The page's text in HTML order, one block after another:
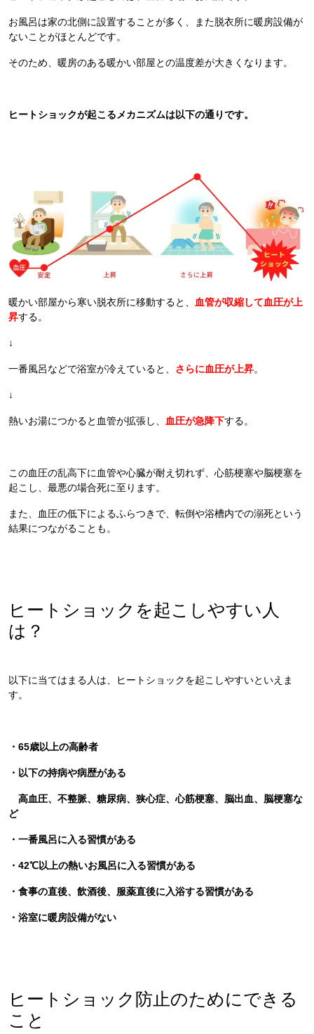
お風呂は家の北側に設置することが多く、また脱衣所に暖房設備が
ないことがほとんどです。
そのため、暖房のある暖かい部屋との温度差が大きくなります。
ヒートショックが起こるメカニズムは以下の通りです。
暖かい部屋から寒い脱衣所に移動すると、
血管が収縮して血圧が上
昇する。
↓
一番風呂などで浴室が冷えていると、 さらに血圧が上昇。
↓
熱いお湯につかると血管が拡張し、 血圧が急降下する。
この血圧の乱高下に血管や心臓が耐え切れず、心筋梗塞や脳梗塞を
起こし、最悪の場合死に至ります。
また、血圧の低下によるふらつきで、転倒や浴槽内での溺死という
結果につながることも。
ヒートショックを起こしやすい人
は？
以下に当てはまる人は、ヒートショックを起こしやすいといえま
す。
・65歳以上の高齢者
・以下の持病や病歴がある
高血圧、不整脈、糖尿病、狭心症、心筋梗塞、脳出血、脳梗塞な
ど
・一番風呂に入る習慣がある
・42℃以上の熱いお風呂に入る習慣がある
・食事の直後、飲酒後、服薬直後に入浴する習慣がある
・浴室に暖房設備がない
ヒートショック防止のためにできる
こと